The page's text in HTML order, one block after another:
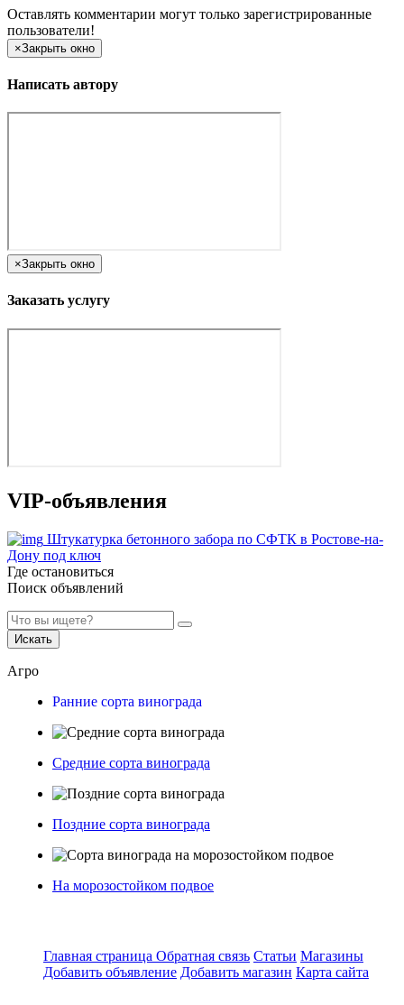
Оставлять комментарии могут только зарегистрированные
пользователи!
×Закрыть окно
Написать автору
×Закрыть окно
Заказать услугу
VIP-объявления
Штукатурка бетонного забора по СФТК в Ростове-на-
Дону под ключ
Где остановиться
Поиск объявлений
Искать
Агро
Ранние сорта винограда
Средние сорта винограда
Поздние сорта винограда
На морозостойком подвое
Главная страница Обратная связь Статьи Магазины
Добавить объявление Добавить магазин Карта сайта